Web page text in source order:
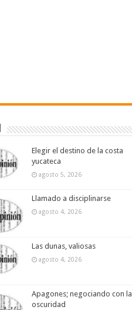
Elegir el destino de la costa
yucateca
agosto 5, 2026
Llamado a disciplinarse
agosto 4, 2026
Las dunas, valiosas
agosto 4, 2026
Apagones; negociando con la
oscuridad